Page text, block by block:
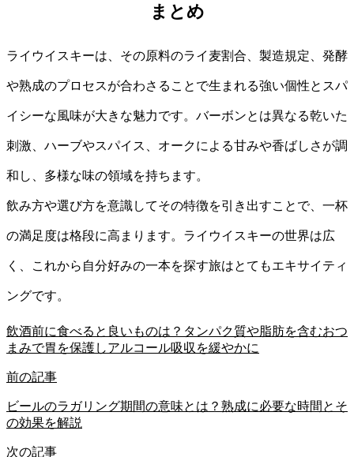
まとめ
ライウイスキーは、その原料のライ麦割合、製造規定、発酵
や熟成のプロセスが合わさることで生まれる強い個性とスパ
イシーな風味が大きな魅力です。バーボンとは異なる乾いた
刺激、ハーブやスパイス、オークによる甘みや香ばしさが調
和し、多様な味の領域を持ちます。
飲み方や選び方を意識してその特徴を引き出すことで、一杯
の満足度は格段に高まります。ライウイスキーの世界は広
く、これから自分好みの一本を探す旅はとてもエキサイティ
ングです。
飲酒前に食べると良いものは？タンパク質や脂肪を含むおつ
まみで胃を保護しアルコール吸収を緩やかに
前の記事
ビールのラガリング期間の意味とは？熟成に必要な時間とそ
の効果を解説
次の記事